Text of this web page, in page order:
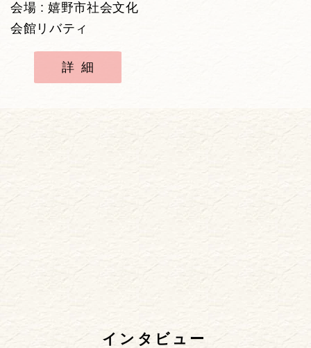
会場 : 嬉野市社会文化
会館リバティ
詳細
インタビュー